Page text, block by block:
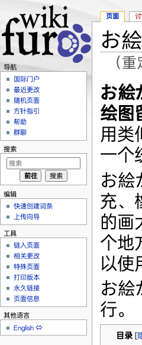
お
（
お絵
绘图
用类
一个
お絵
充、
的画
个地
以使
お絵
行。
目录 [
页面
导航
国际门户
最近更改
随机页面
方针指引
帮助
群聊
搜索
编辑
快速创建词条
上传向导
工具
链入页面
相关更改
特殊页面
打印版本
永久链接
页面信息
其他语言
English ⇔